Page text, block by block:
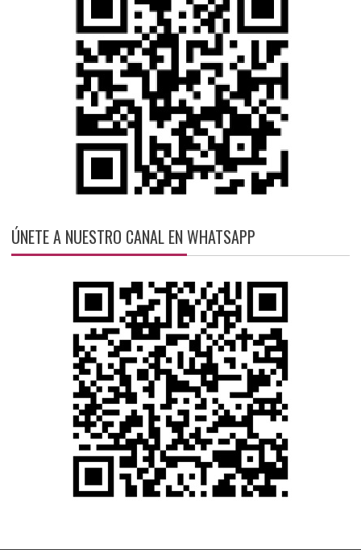
ÚNETE A NUESTRO CANAL EN WHATSAPP